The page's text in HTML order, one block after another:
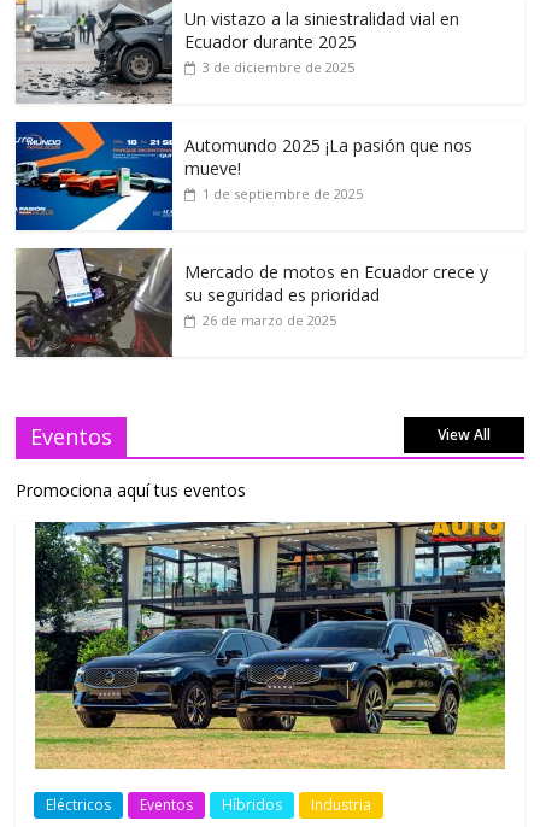
Un vistazo a la siniestralidad vial en
Ecuador durante 2025
3 de diciembre de 2025
Automundo 2025 ¡La pasión que nos
mueve!
1 de septiembre de 2025
Mercado de motos en Ecuador crece y
su seguridad es prioridad
26 de marzo de 2025
Eventos View All
Promociona aquí tus eventos
Eléctricos Eventos Híbridos Industria